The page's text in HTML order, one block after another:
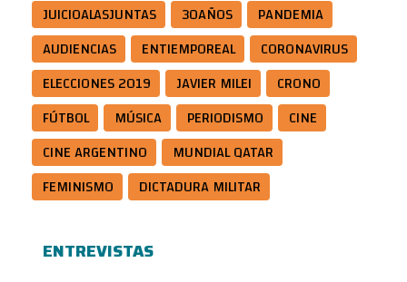
JUICIOALASJUNTAS
30AÑOS
PANDEMIA
AUDIENCIAS
ENTIEMPOREAL
CORONAVIRUS
ELECCIONES 2019
JAVIER MILEI
CRONO
FÚTBOL
MÚSICA PERIODISMO
CINE
CINE ARGENTINO
MUNDIAL QATAR
FEMINISMO
DICTADURA MILITAR
ENTREVISTAS